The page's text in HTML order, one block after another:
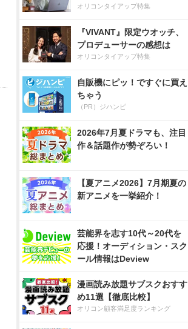
オリコンタイアップ特集
『VIVANT』限定ウオッチ、
プロデューサーの感想は
オリコンタイアップ特集
自販機にピッ！ですぐに買え
ちゃう
（PR）ジハンピ
2026年7月夏ドラマも、注目
作＆話題作が勢ぞろい！
【夏アニメ2026】7月期夏の
新アニメを一挙紹介！
芸能界を志す10代～20代を
応援！オーディション・スク
ール情報はDeview
漫画読み放題サブスクおすす
め11選【徹底比較】
オリコン顧客満足度ランキング